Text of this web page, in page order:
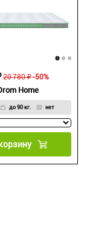
Home
до 90 кг. нет
20 780 ₽-50%